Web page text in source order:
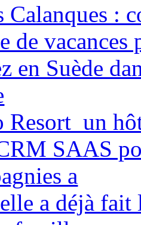
Calanques :
de vacances
en Suède
Resort un
SAAS
a
a déjà